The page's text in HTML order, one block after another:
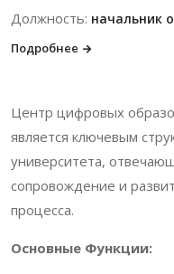
Должность: начальник
Подробнее
Центр цифровых
является ключевым
университета,
сопровождение и
процесса.
Основные Функции: